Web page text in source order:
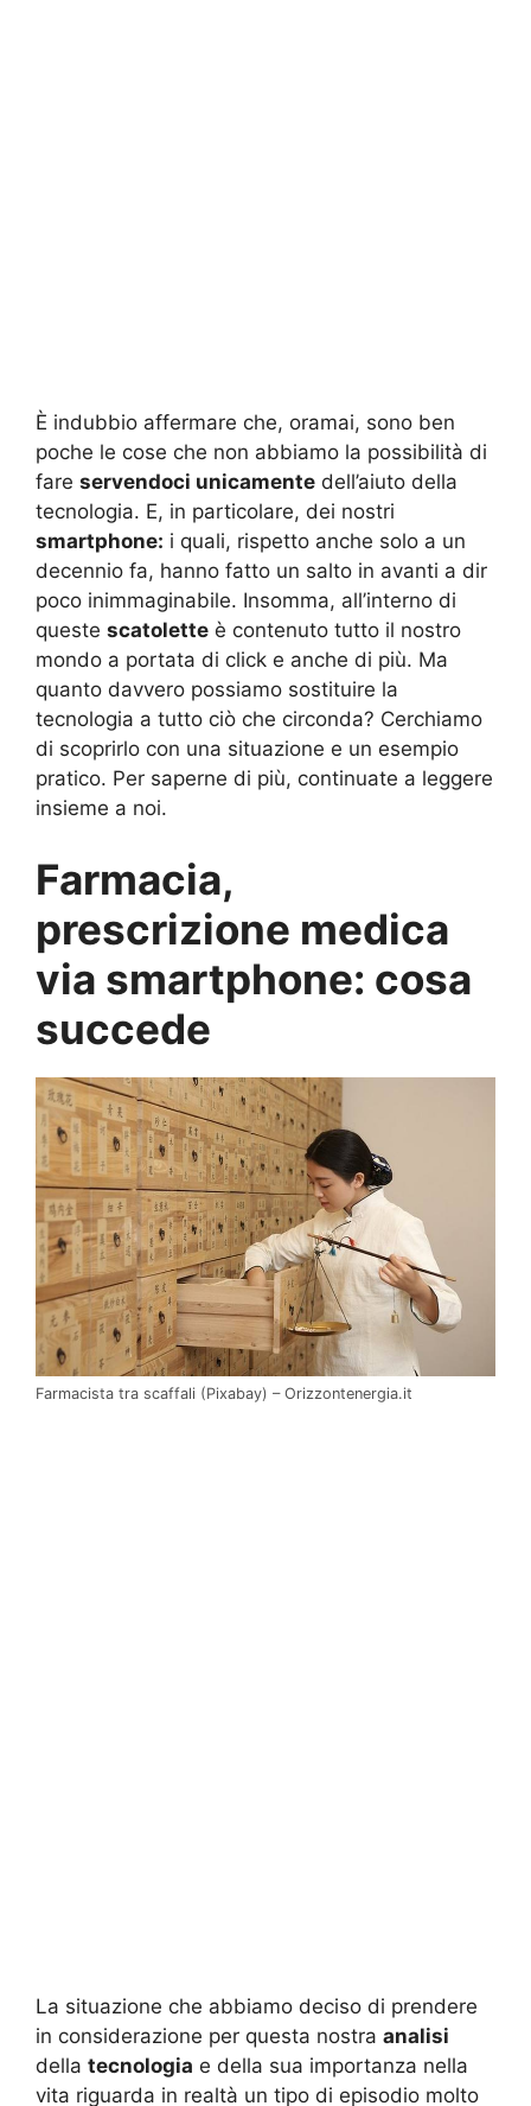
È indubbio affermare che, oramai, sono ben
poche le cose che non abbiamo la possibilità di
fare servendoci unicamente dell’aiuto della
tecnologia. E, in particolare, dei nostri
smartphone: i quali, rispetto anche solo a un
decennio fa, hanno fatto un salto in avanti a dir
poco inimmaginabile. Insomma, all’interno di
queste scatolette è contenuto tutto il nostro
mondo a portata di click e anche di più. Ma
quanto davvero possiamo sostituire la
tecnologia a tutto ciò che circonda? Cerchiamo
di scoprirlo con una situazione e un esempio
pratico. Per saperne di più, continuate a leggere
insieme a noi.
Farmacia,
prescrizione medica
via smartphone: cosa
succede
Farmacista tra scaffali (Pixabay) – Orizzontenergia.it
La situazione che abbiamo deciso di prendere
in considerazione per questa nostra analisi
della tecnologia e della sua importanza nella
vita riguarda in realtà un tipo di episodio molto